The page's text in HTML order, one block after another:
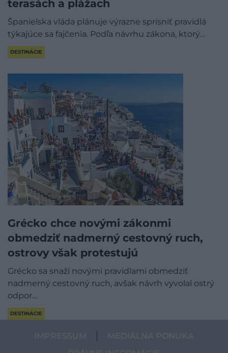
terasách a plážach
Španielska vláda plánuje výrazne sprísniť pravidlá
týkajúce sa fajčenia. Podľa návrhu zákona, ktorý…
DESTINÁCIE
Grécko chce novými zákonmi
obmedziť nadmerný cestovný ruch,
ostrovy však protestujú
Grécko sa snaží novými pravidlami obmedziť
nadmerný cestovný ruch, avšak návrh vyvolal ostrý
odpor…
DESTINÁCIE